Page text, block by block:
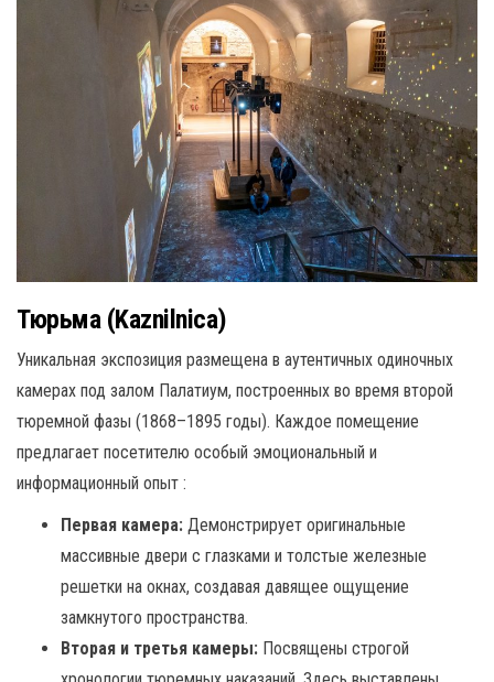
Тюрьма (Kaznilnica)
Уникальная экспозиция размещена в аутентичных одиночных
камерах под залом Палатиум, построенных во время второй
тюремной фазы (1868–1895 годы). Каждое помещение
предлагает посетителю особый эмоциональный и
информационный опыт :
Первая камера: Демонстрирует оригинальные
массивные двери с глазками и толстые железные
решетки на окнах, создавая давящее ощущение
замкнутого пространства.
Вторая и третья камеры: Посвящены строгой